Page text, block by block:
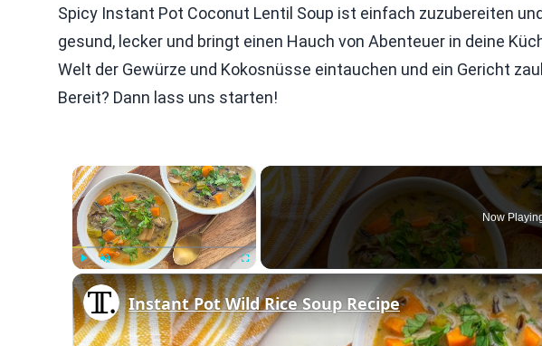
Spicy Instant Pot Coconut Lentil Soup ist einfach zuzubereiten
gesund, lecker und bringt einen Hauch von Abenteuer in deine
Welt der Gewürze und Kokosnüsse eintauchen und ein Gericht
Bereit? Dann lass uns starten!
×
Play Unmute Fullscreen
Now
Instant Pot Wild Rice Soup Recipe